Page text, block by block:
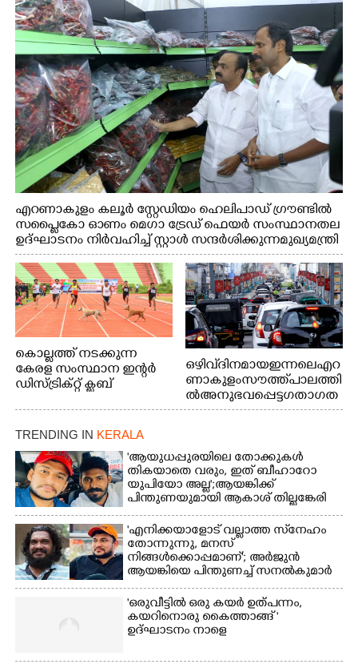
എറണാകുളം കലൂർ സ്റ്റേഡിയം ഹെലിപാഡ് ഗ്രൗണ്ടിൽ
സപ്ളൈകോ ഓണം മെഗാ ട്രേഡ് ഫെയർ സംസ്ഥാനതല
ഉദ്ഘാടനം നിർവഹിച്ച് സ്റ്റാൾ സന്ദർശിക്കുന്ന മുഖ്യമന്ത്രി
വി.ഡി. സതീശൻ. മന്ത്രി അനൂപ് ജേക്കബ് സമീപം
കൊല്ലത്ത് നടക്കുന്ന
കേരള സംസ്ഥാന ഇന്റർ
ഡിസ്ട്രിക്റ്റ് ക്ലബ്
ചാമ്പ്യൻഷിപ്പിൽ അണ്ടർ
20 ആൺകുട്ടികളുടെ 200
മത്സരത്തിനിടെ സിന്തറ്റിക്
ട്രാക്കിന് കുറുകെ ഓടുന്ന
നായകൾ.
ഒഴിവ് ദിനമായ ഇന്നലെ എറ
ണാകുളം സൗത്ത് പാലത്തി
ൽ അനുഭവപ്പെട്ട ഗതാഗത
ക്കുരുക്ക്
TRENDING IN KERALA
'ആയുധപ്പുരയിലെ തോക്കുകൾ
തികയാതെ വരും, ഇത് ബീഹാറോ
യുപിയോ അല്ല';ആയങ്കിക്ക്
പിന്തുണയുമായി ആകാശ് തില്ലങ്കേരി
'എനിക്കയാളോട് വല്ലാത്ത സ്‌നേഹം
തോന്നുന്നു, മനസ്
നിങ്ങൾക്കൊപ്പമാണ്'; അർജുൻ
ആയങ്കിയെ പിന്തുണച്ച് സനൽകുമാർ
'ഒരുവീട്ടിൽ ഒരു കയർ ഉത്പന്നം,
കയറിനൊരു കൈത്താങ്ങ് '
ഉദ്ഘാടനം നാളെ